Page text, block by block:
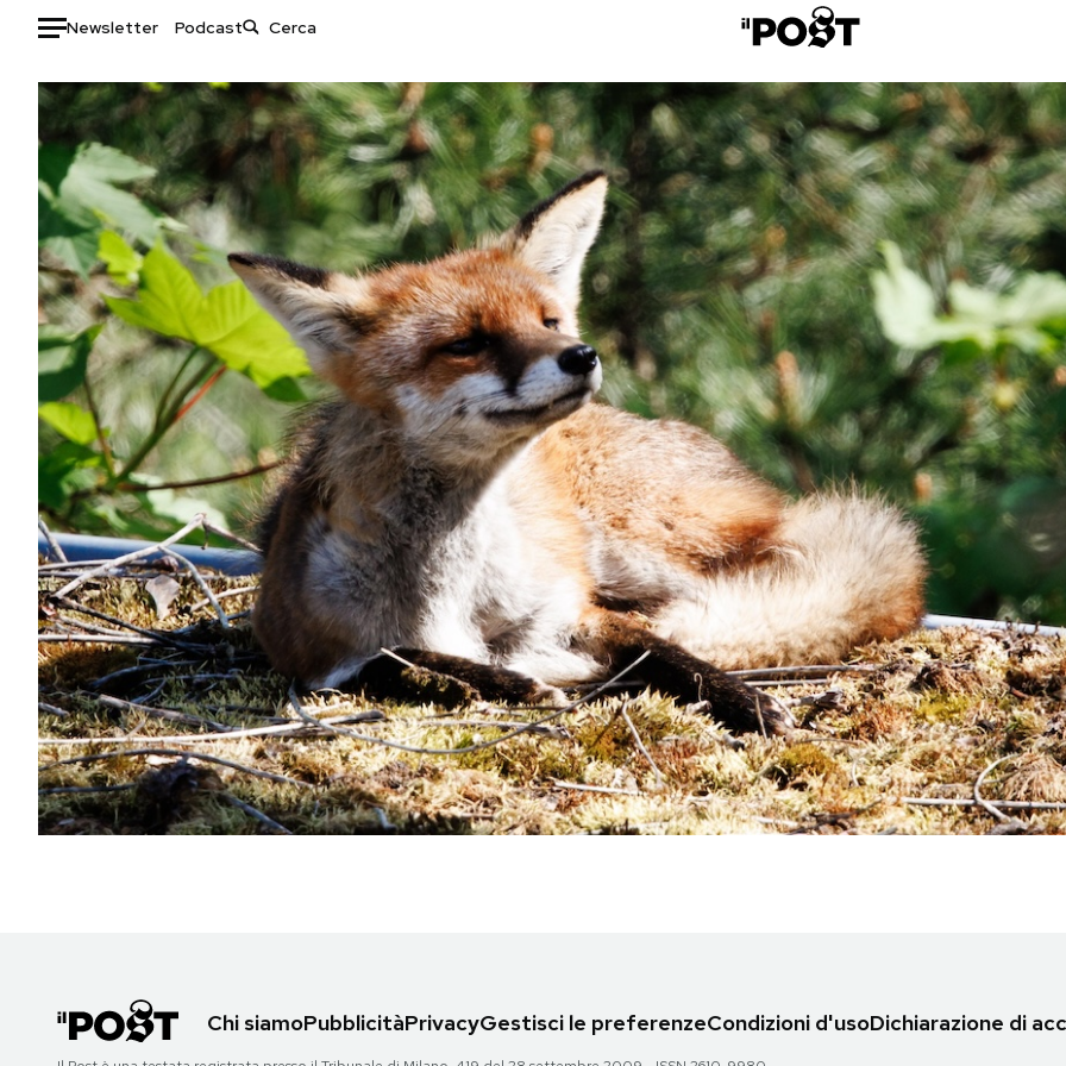
Newsletter Podcast
Auto
HOME
Italia
Mondo
Politica
Tecnologia
Internet
Scienza
Cultura
Economia
Sport
Moda
Libri
Consumismi
Storie/Idee
Ok Boomer!
Media
Europa
Altrecose
Mondiali calcio 2026
PODCAST
NEWSLETTER
I MIEI PREFERITI
SHOP
Area PersonaleChi siamoPubblicitàPrivacyGestisci le preferenzeCondizioni d'usoDichiarazione di